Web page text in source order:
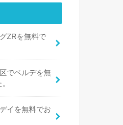
ZRを無料で
でベルデを無
イを無料でお